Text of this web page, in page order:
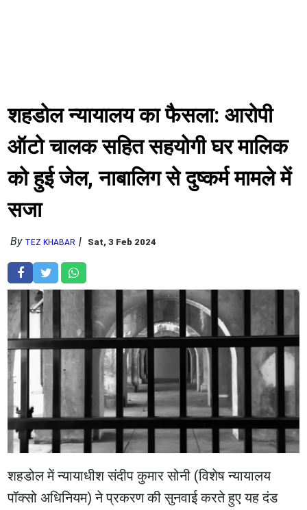
शहडोल न्यायालय का फैसला: आरोपी
ऑटो चालक सहित सहयोगी घर मालिक
को हुई जेल, नाबालिग से दुष्‍कर्म मामले में
सजा
By TEZ KHABAR Sat, 3 Feb 2024
शहडोल में न्यायाधीश संदीप कुमार सोनी (विशेष न्‍यायालय
पॉक्‍सो अधिनियम) ने प्रकरण की सुनवाई करते हुए यह दंड